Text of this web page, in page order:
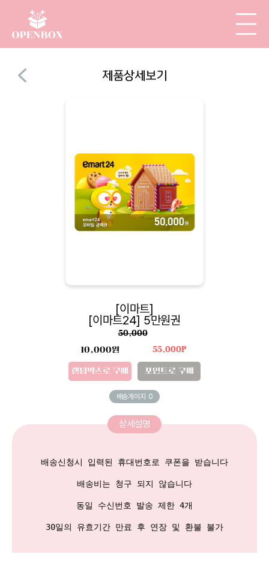
제품상세보기
[이마트]
[이마트24] 5만원권
50,000
10,000원
랜덤박스로 구매
55,000P
포인트로 구매
배송게이지 0
상세설명
배송신청시 입력된 휴대번호로 쿠폰을 받습니다
배송비는 청구 되지 않습니다
동일 수신번호 발송 제한 4개